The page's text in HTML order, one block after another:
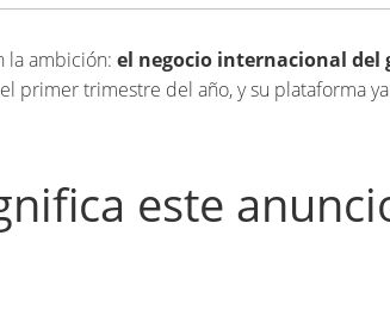
la ambición: el negocio internacional del
primer trimestre del año, y su plataforma
este